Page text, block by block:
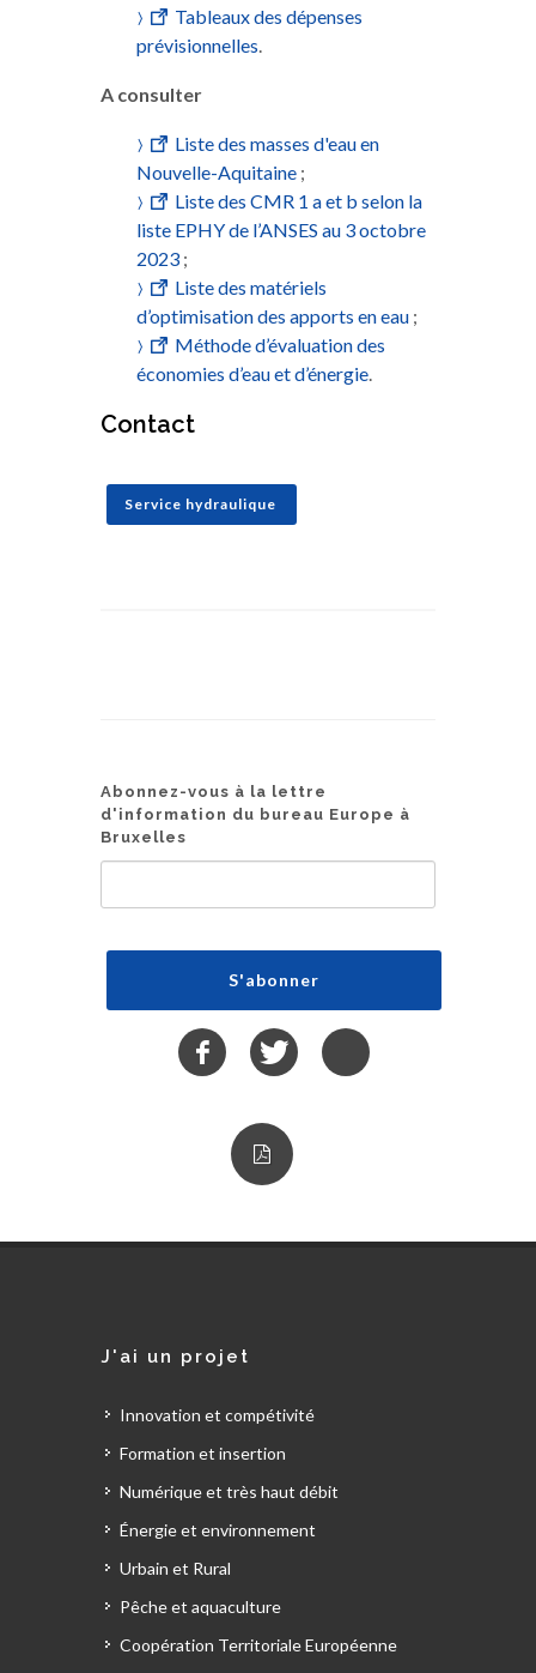
Tableaux des dépenses
prévisionnelles
A consulter
Liste des masses d'eau en
Nouvelle-Aquitaine ;
Liste des CMR 1 a et b selon la
liste EPHY de l’ANSES au 3 octobre
2023 ;
Liste des matériels
d’optimisation des apports en eau ;
Méthode d’évaluation des
économies d’eau et d’énergie
Contact
Service hydraulique
Abonnez-vous à la lettre
d'information du bureau Europe à
Bruxelles
J'ai un projet
Innovation et compétivité
Formation et insertion
Numérique et très haut débit
Énergie et environnement
Urbain et Rural
Pêche et aquaculture
Coopération Territoriale Européenne